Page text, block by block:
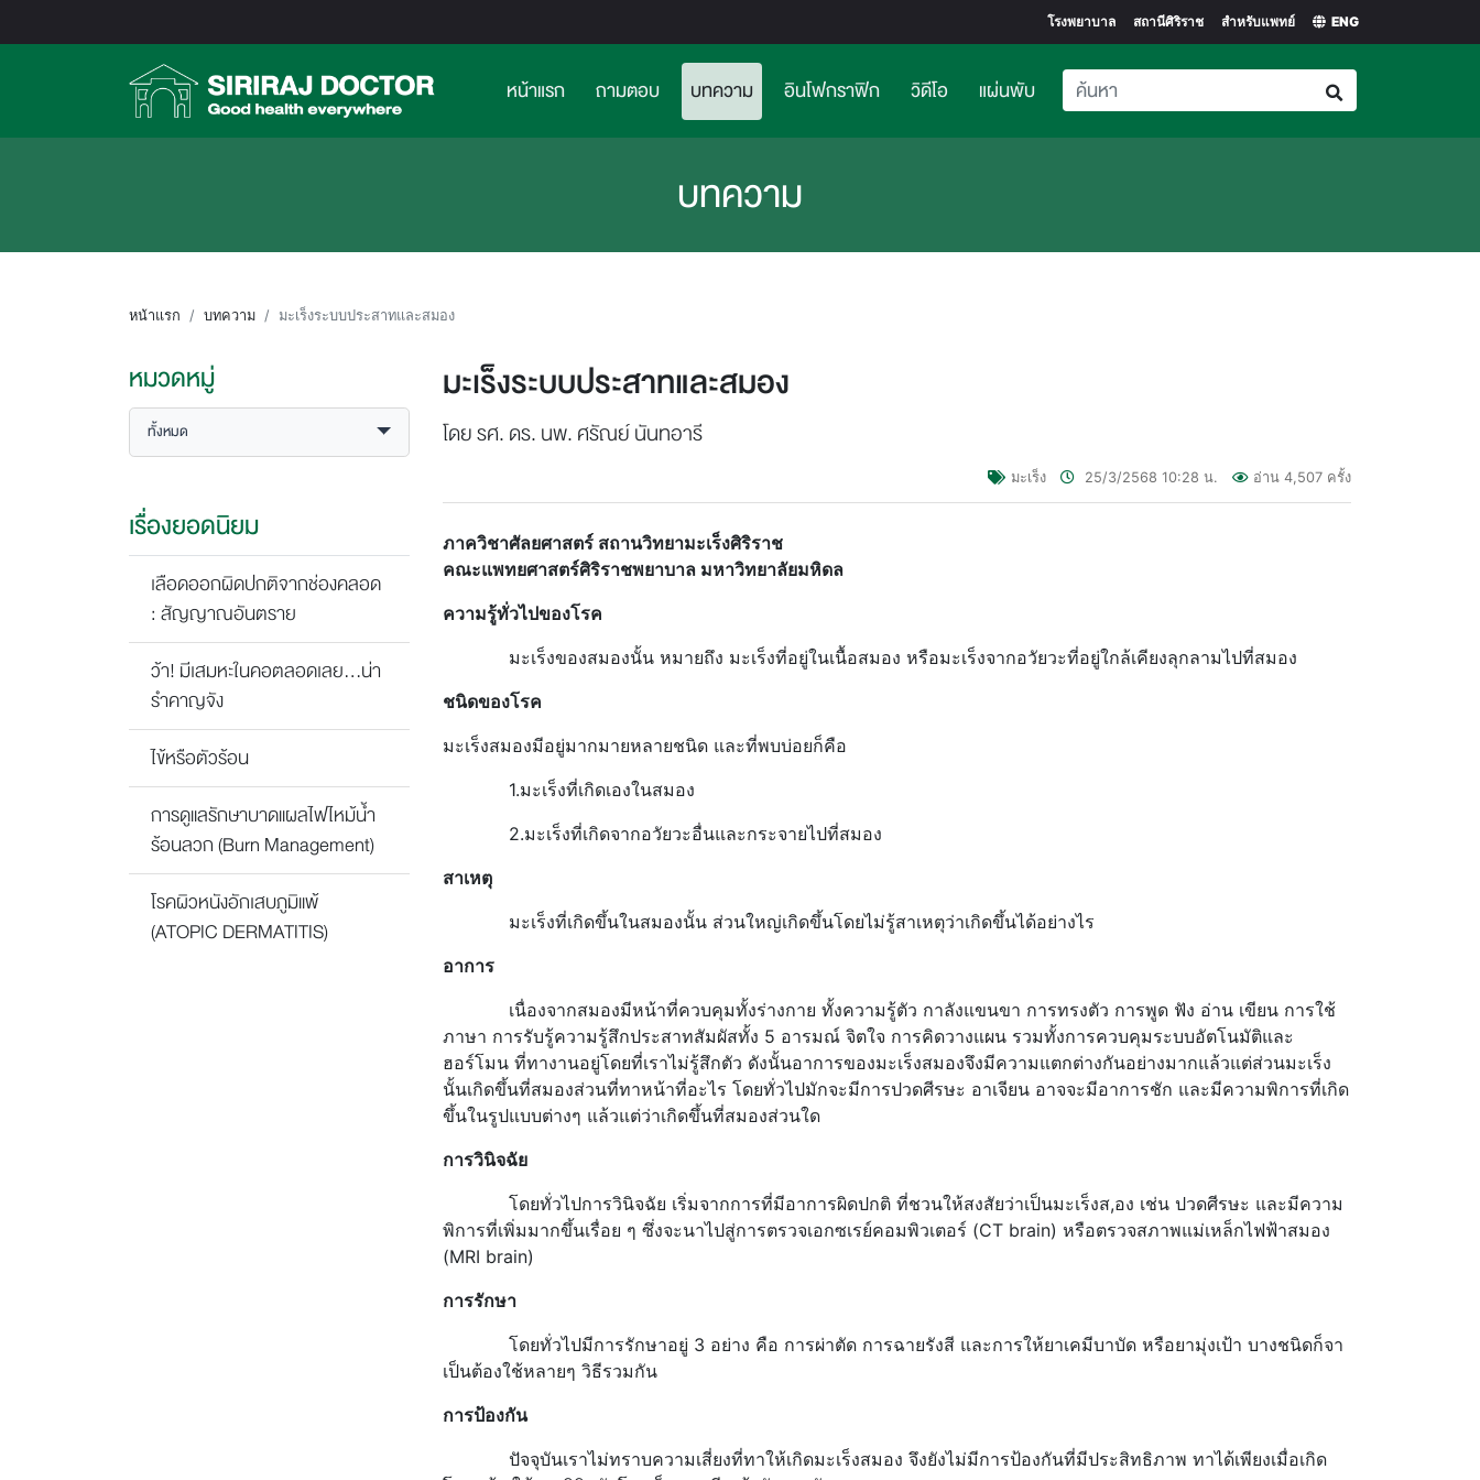
โรงพยาบาล สถานีศิริราช สำหรับแพทย์ ENG
หน้าแรก ถามตอบ บทความ(current)>
อินโฟกราฟิก วิดีโอ แผ่นพับ
บทความ
หน้าแรก บทความ มะเร็งระบบประสาทและสมอง
หมวดหมู่
ทั้งหมด
เรื่องยอดนิยม
เลือดออกผิดปกติจากช่องคลอด
: สัญญาณอันตราย
ว้า! มีเสมหะในคอตลอดเลย...น่า
รำคาญจัง
ไข้หรือตัวร้อน
การดูแลรักษาบาดแผลไฟไหม้น้ำ
ร้อนลวก (Burn Management)
โรคผิวหนังอักเสบภูมิแพ้
(ATOPIC DERMATITIS)
มะเร็งระบบประสาทและสมอง
โดย รศ. ดร. นพ. ศรัณย์ นันทอารี
มะเร็ง 25/3/2568 10:28 น. อ่าน 4,507 ครั้ง
ภาควิชาศัลยศาสตร์ สถานวิทยามะเร็งศิริราช
คณะแพทยศาสตร์ศิริราชพยาบาล มหาวิทยาลัยมหิดล
ความรู้ทั่วไปของโรค
มะเร็งของสมองนั้น หมายถึง มะเร็งที่อยู่ในเนื้อสมอง หรือมะเร็งจากอวัยวะที่อยู่ใกล้เคียงลุกลามไปที่สมอง
ชนิดของโรค
มะเร็งสมองมีอยู่มากมายหลายชนิด และที่พบบ่อยก็คือ
1.มะเร็งที่เกิดเองในสมอง
2.มะเร็งที่เกิดจากอวัยวะอื่นและกระจายไปที่สมอง
สาเหตุ
มะเร็งที่เกิดขึ้นในสมองนั้น ส่วนใหญ่เกิดขึ้นโดยไม่รู้สาเหตุว่าเกิดขึ้นได้อย่างไร
อาการ
เนื่องจากสมองมีหน้าที่ควบคุมทั้งร่างกาย ทั้งความรู้ตัว กาลังแขนขา การทรงตัว การพูด ฟัง อ่าน เขียน การใช้
ภาษา การรับรู้ความรู้สึกประสาทสัมผัสทั้ง 5 อารมณ์ จิตใจ การคิดวางแผน รวมทั้งการควบคุมระบบอัตโนมัติและ
ฮอร์โมน ที่ทางานอยู่โดยที่เราไม่รู้สึกตัว ดังนั้นอาการของมะเร็งสมองจึงมีความแตกต่างกันอย่างมากแล้วแต่ส่วนมะเร็ง
นั้นเกิดขึ้นที่สมองส่วนที่ทาหน้าที่อะไร โดยทั่วไปมักจะมีการปวดศีรษะ อาเจียน อาจจะมีอาการชัก และมีความพิการที่เกิด
ขึ้นในรูปแบบต่างๆ แล้วแต่ว่าเกิดขึ้นที่สมองส่วนใด
การวินิจฉัย
โดยทั่วไปการวินิจฉัย เริ่มจากการที่มีอาการผิดปกติ ที่ชวนให้สงสัยว่าเป็นมะเร็งส,อง เช่น ปวดศีรษะ และมีความ
พิการที่เพิ่มมากขึ้นเรื่อย ๆ ซึ่งจะนาไปสู่การตรวจเอกซเรย์คอมพิวเตอร์ (CT brain) หรือตรวจสภาพแม่เหล็กไฟฟ้าสมอง
(MRI brain)
การรักษา
โดยทั่วไปมีการรักษาอยู่ 3 อย่าง คือ การผ่าตัด การฉายรังสี และการให้ยาเคมีบาบัด หรือยามุ่งเป้า บางชนิดก็จา
เป็นต้องใช้หลายๆ วิธีรวมกัน
การป้องกัน
ปัจจุบันเราไม่ทราบความเสี่ยงที่ทาให้เกิดมะเร็งสมอง จึงยังไม่มีการป้องกันที่มีประสิทธิภาพ ทาได้เพียงเมื่อเกิด